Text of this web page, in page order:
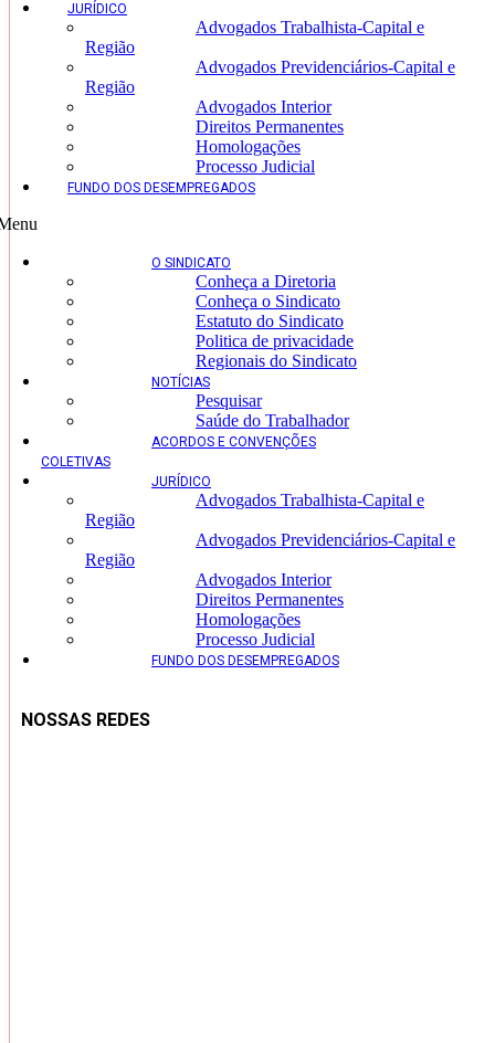
JURÍDICO
Advogados Trabalhista-Capital e
Região
Advogados Previdenciários-Capital e
Região
Advogados Interior
Direitos Permanentes
Homologações
Processo Judicial
FUNDO DOS DESEMPREGADOS
O SINDICATO
Conheça a Diretoria
Conheça o Sindicato
Estatuto do Sindicato
Politica de privacidade
Regionais do Sindicato
NOTÍCIAS
Pesquisar
Saúde do Trabalhador
ACORDOS E CONVENÇÕES
COLETIVAS
JURÍDICO
Advogados Trabalhista-Capital e
Região
Advogados Previdenciários-Capital e
Região
Advogados Interior
Direitos Permanentes
Homologações
Processo Judicial
FUNDO DOS DESEMPREGADOS
NOSSAS REDES